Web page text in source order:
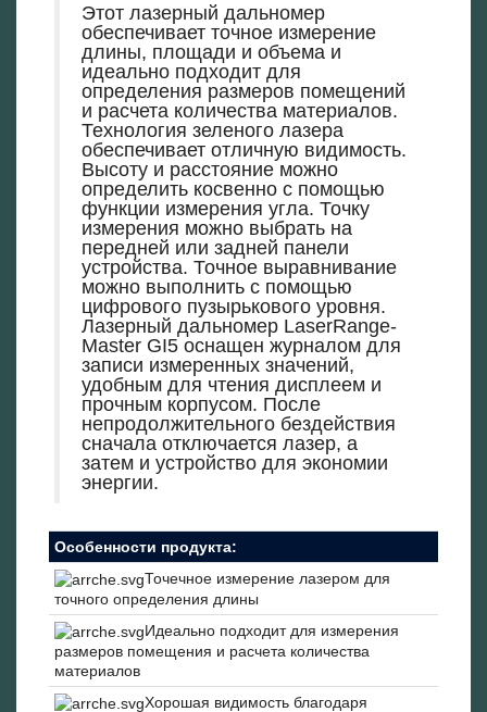
Этот лазерный дальномер
обеспечивает точное измерение
длины, площади и объема и
идеально подходит для
определения размеров помещений
и расчета количества материалов.
Технология зеленого лазера
обеспечивает отличную видимость.
Высоту и расстояние можно
определить косвенно с помощью
функции измерения угла. Точку
измерения можно выбрать на
передней или задней панели
устройства. Точное выравнивание
можно выполнить с помощью
цифрового пузырькового уровня.
Лазерный дальномер LaserRange-
Master GI5 оснащен журналом для
записи измеренных значений,
удобным для чтения дисплеем и
прочным корпусом. После
непродолжительного бездействия
сначала отключается лазер, а
затем и устройство для экономии
энергии.
Особенности продукта:
Точечное измерение лазером для
точного определения длины
Идеально подходит для измерения
размеров помещения и расчета количества
материалов
Хорошая видимость благодаря